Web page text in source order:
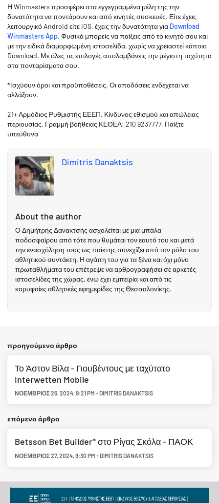
Η Winmasters προσφέρει στα εγγεγραμμένα μέλη της την
δυνατότητα να ποντάρουν και από κινητές συσκευές. Είτε έχεις
λειτουργικό Android είτε iOS, έχεις την δυνατότητα για Download
Winmasters App. Φυσικά μπορείς να παίξεις από το κινητό σου και
με την ειδικά διαμορφωμένη ιστοσελίδα, χωρίς να χρειαστεί κάποιο
Download. Με όλες τις επιλογές απολαμβάνεις την μέγιστη ταχύτητα
στα πονταρίσματα σου.
*Iσχύουν όροι και προϋποθέσεις. Οι αποδόσεις ενδέχεται να
αλλάξουν.
21+ Αρμόδιος Ρυθμιστής ΕΕΕΠ, Κίνδυνος εθισμού και απώλειας
περιουσίας, Γραμμή βοήθειας ΚΕΘΕΑ: 210 9237777, Παίξτε
υπεύθυνα
Dimitris Danaktsis
About the author
Ο Δημήτρης Δανακτσής ασχολείται με μια μπάλα
ποδοσφαίρου από τότε που θυμάται τον εαυτό του και μετά
την ενασχόληση τους ως παίκτης συνεχίζει από τον ρόλο του
αθλητικού συντάκτη. Η αγάπη του για τα ξένα και όχι μόνο
πρωταθλήματα του επέτρεψε να αρθρογραφήσει σε αρκετές
ιστοσελίδες της χώρας, ενώ έχει εμπειρία και από τις
κορυφαίες αθλητικές εφημερίδες της Θεσσαλονίκης.
προηγούμενο άρθρο
Το Άστον Βίλα - Γιουβέντους με ταχύτατο
Interwetten Mobile
ΝΟΈΜΒΡΙΟΣ 26, 2024 9:21 PM - DIMITRIS DANAKTSIS
επόμενο άρθρο
Betsson Bet Builder* στο Ρίγας Σκόλα - ΠΑΟΚ
ΝΟΈΜΒΡΙΟΣ 27, 2024 9:30 PM - DIMITRIS DANAKTSIS